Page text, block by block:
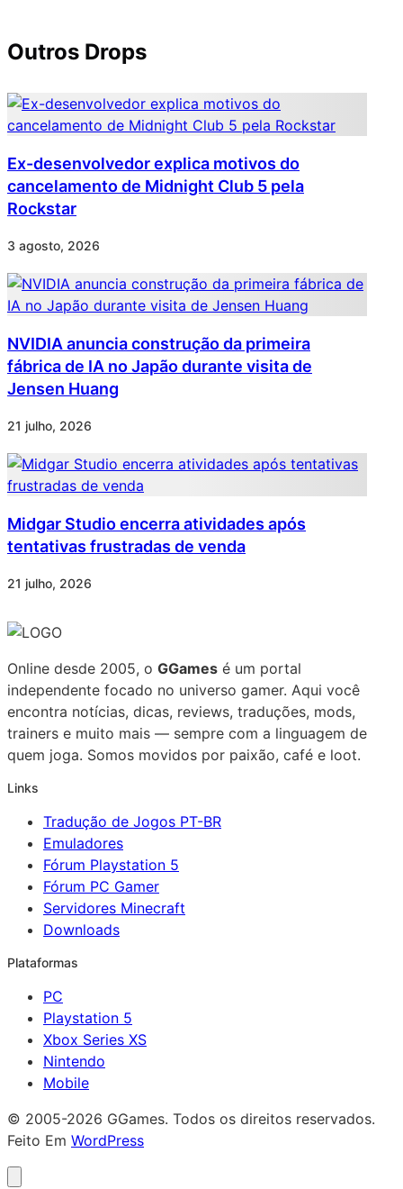
Outros Drops
Ex-desenvolvedor explica motivos do
cancelamento de Midnight Club 5 pela
Rockstar
3 agosto, 2026
NVIDIA anuncia construção da primeira
fábrica de IA no Japão durante visita de
Jensen Huang
21 julho, 2026
Midgar Studio encerra atividades após
tentativas frustradas de venda
21 julho, 2026
Online desde 2005, o GGames é um portal
independente focado no universo gamer. Aqui você
encontra notícias, dicas, reviews, traduções, mods,
trainers e muito mais — sempre com a linguagem de
quem joga. Somos movidos por paixão, café e loot.
Links
Tradução de Jogos PT-BR
Emuladores
Fórum Playstation 5
Fórum PC Gamer
Servidores Minecraft
Downloads
Plataformas
PC
Playstation 5
Xbox Series XS
Nintendo
Mobile
© 2005-2026 GGames. Todos os direitos reservados.
Feito Em WordPress